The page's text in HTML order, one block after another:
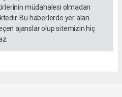
müdahalesi olmadan
Bu haberlerde yer alan
ajanslar olup sitemizin hiç